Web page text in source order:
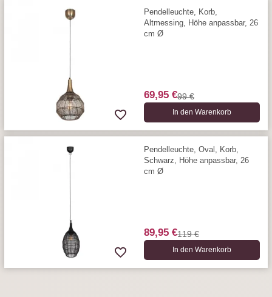
Pendelleuchte, Korb,
Altmessing, Höhe anpassbar, 26
cm Ø
69,95 €99 €
In den Warenkorb
Pendelleuchte, Oval, Korb,
Schwarz, Höhe anpassbar, 26
cm Ø
89,95 €119 €
In den Warenkorb